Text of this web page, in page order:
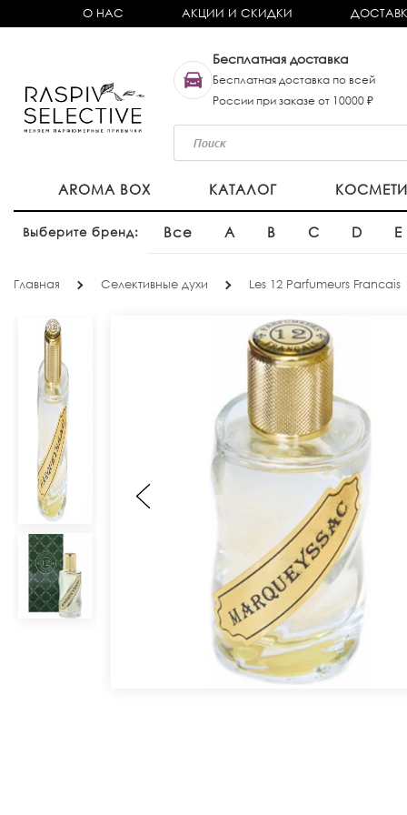
О НАС АКЦИИ И СКИДКИ
Бесплатная доставка
Бесплатная доставка по всей
России при заказе от 10000 ₽
AROMA BOX КАТАЛОГ
Выберите бренд: Все A B C D E
Главная Селективные духи Les 12 Parfumeurs Francais